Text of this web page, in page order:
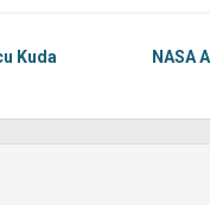
Kuda
NASA